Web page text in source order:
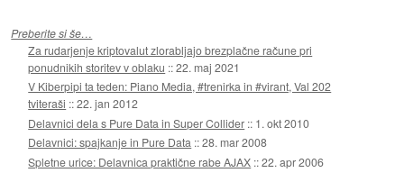
Preberite si še…
Za rudarjenje kriptovalut zlorabljajo brezplačne račune pri
ponudnikih storitev v oblaku ::22. maj 2021
V Kiberpipi ta teden: Piano Media, #trenirka in #virant, Val 202
tviteraši ::22. jan 2012
Delavnici dela s Pure Data in Super Collider :: 1. okt 2010
Delavnici: spajkanje in Pure Data ::28. mar 2008
Spletne urice: Delavnica praktične rabe AJAX ::22. apr 2006